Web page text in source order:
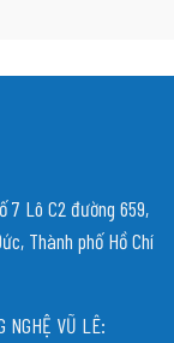
7 Lô C2 đường 659,
Thành phố Hồ Chí
NGHỆ VŨ LÊ: